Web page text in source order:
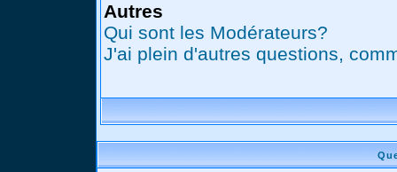
Autres
Qui sont les Modérateurs?
J'ai plein d'autres questions,